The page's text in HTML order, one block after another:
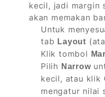
kecil, jadi margin
akan memakan
Untuk
tab Layout
Klik tombol
Pilih Narrow
kecil, atau klik
mengatur nilai